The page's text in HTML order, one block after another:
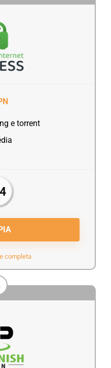
e torrent
completa